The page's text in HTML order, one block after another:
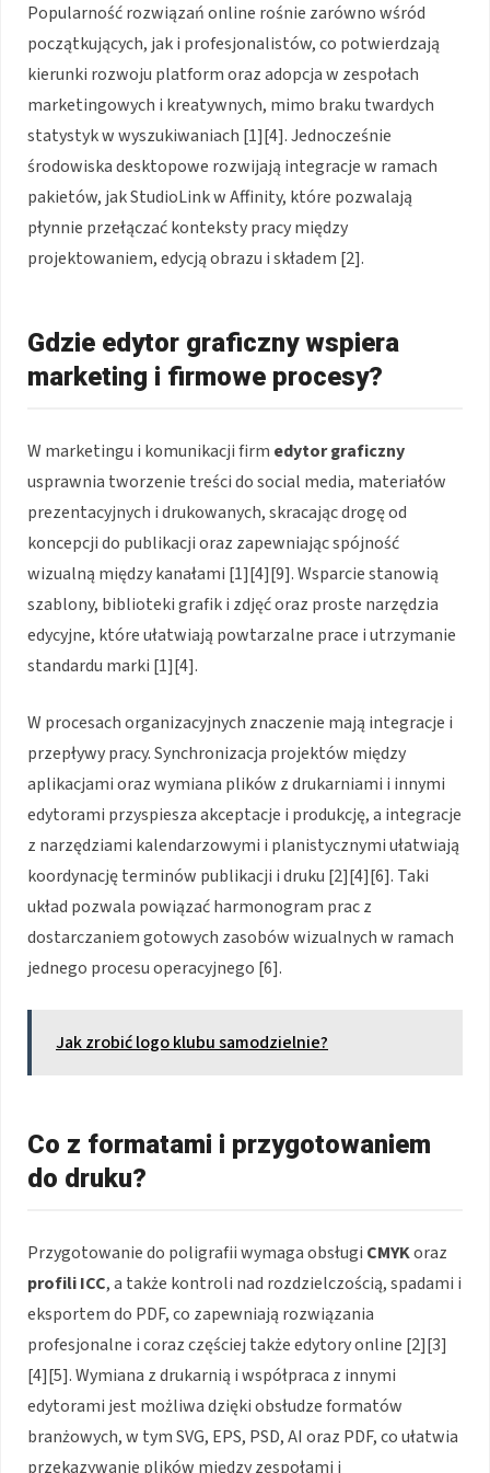
Popularność rozwiązań online rośnie zarówno wśród
początkujących, jak i profesjonalistów, co potwierdzają
kierunki rozwoju platform oraz adopcja w zespołach
marketingowych i kreatywnych, mimo braku twardych
statystyk w wyszukiwaniach [1][4]. Jednocześnie
środowiska desktopowe rozwijają integracje w ramach
pakietów, jak StudioLink w Affinity, które pozwalają
płynnie przełączać konteksty pracy między
projektowaniem, edycją obrazu i składem [2].
Gdzie edytor graficzny wspiera
marketing i firmowe procesy?
W marketingu i komunikacji firm edytor graficzny
usprawnia tworzenie treści do social media, materiałów
prezentacyjnych i drukowanych, skracając drogę od
koncepcji do publikacji oraz zapewniając spójność
wizualną między kanałami [1][4][9]. Wsparcie stanowią
szablony, biblioteki grafik i zdjęć oraz proste narzędzia
edycyjne, które ułatwiają powtarzalne prace i utrzymanie
standardu marki [1][4].
W procesach organizacyjnych znaczenie mają integracje i
przepływy pracy. Synchronizacja projektów między
aplikacjami oraz wymiana plików z drukarniami i innymi
edytorami przyspiesza akceptacje i produkcję, a integracje
z narzędziami kalendarzowymi i planistycznymi ułatwiają
koordynację terminów publikacji i druku [2][4][6]. Taki
układ pozwala powiązać harmonogram prac z
dostarczaniem gotowych zasobów wizualnych w ramach
jednego procesu operacyjnego [6].
Jak zrobić logo klubu samodzielnie?
Co z formatami i przygotowaniem
do druku?
Przygotowanie do poligrafii wymaga obsługi CMYKoraz
profili ICC, a także kontroli nad rozdzielczością, spadami i
eksportem do PDF, co zapewniają rozwiązania
profesjonalne i coraz częściej także edytory online [2][3]
[4][5]. Wymiana z drukarnią i współpraca z innymi
edytorami jest możliwa dzięki obsłudze formatów
branżowych, w tym SVG, EPS, PSD, AI oraz PDF, co ułatwia
przekazywanie plików między zespołami i